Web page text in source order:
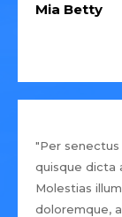
Mia Betty
"Per
quisque dicta
Molestias
doloremque,